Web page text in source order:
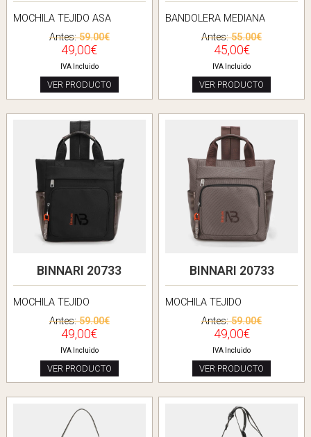
MOCHILA TEJIDO ASA
Antes:59.00€
49,00€
IVA Incluido
VER PRODUCTO
BANDOLERA MEDIANA
Antes:55.00€
45,00€
IVA Incluido
VER PRODUCTO
BINNARI 20733
MOCHILA TEJIDO
Antes:59.00€
49,00€
IVA Incluido
VER PRODUCTO
BINNARI 20733
MOCHILA TEJIDO
Antes:59.00€
49,00€
IVA Incluido
VER PRODUCTO